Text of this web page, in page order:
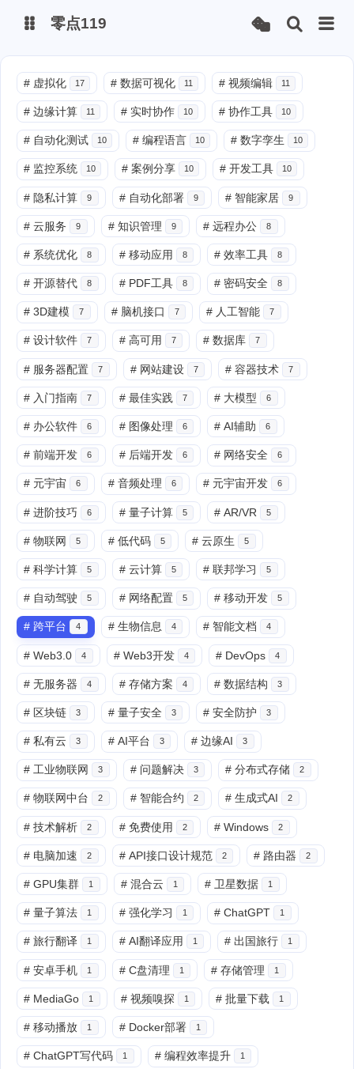
微博
抖音
零点119
# 虚拟化 17 # 数据可视化 11 # 视频编辑 11
# 边缘计算 11 # 实时协作 10 # 协作工具 10
# 自动化测试 10 # 编程语言 10 # 数字孪生 10
# 监控系统 10 # 案例分享 10 # 开发工具 10
# 隐私计算 9 # 自动化部署 9 # 智能家居 9
# 云服务 9 # 知识管理 9 # 远程办公 8
# 系统优化 8 # 移动应用 8 # 效率工具 8
# 开源替代 8 # PDF工具 8 # 密码安全 8
# 3D建模 7 # 脑机接口 7 # 人工智能 7
# 设计软件 7 # 高可用 7 # 数据库 7
# 服务器配置 7 # 网站建设 7 # 容器技术 7
# 入门指南 7 # 最佳实践 7 # 大模型 6
# 办公软件 6 # 图像处理 6 # AI辅助 6
# 前端开发 6 # 后端开发 6 # 网络安全 6
# 元宇宙 6 # 音频处理 6 # 元宇宙开发 6
# 进阶技巧 6 # 量子计算 5 # AR/VR 5
# 物联网 5 # 低代码 5 # 云原生 5
# 科学计算 5 # 云计算 5 # 联邦学习 5
# 自动驾驶 5 # 网络配置 5 # 移动开发 5
# 跨平台 4 # 生物信息 4 # 智能文档 4
# Web3.0 4 # Web3开发 4 # DevOps 4
# 无服务器 4 # 存储方案 4 # 数据结构 3
# 区块链 3 # 量子安全 3 # 安全防护 3
# 私有云 3 # AI平台 3 # 边缘AI 3
# 工业物联网 3 # 问题解决 3 # 分布式存储 2
# 物联网中台 2 # 智能合约 2 # 生成式AI 2
# 技术解析 2 # 免费使用 2 # Windows 2
# 电脑加速 2 # API接口设计规范 2 # 路由器 2
# GPU集群 1 # 混合云 1 # 卫星数据 1
# 量子算法 1 # 强化学习 1 # ChatGPT 1
# 旅行翻译 1 # AI翻译应用 1 # 出国旅行 1
# 安卓手机 1 # C盘清理 1 # 存储管理 1
# MediaGo 1 # 视频嗅探 1 # 批量下载 1
# 移动播放 1 # Docker部署 1
# ChatGPT写代码 1 # 编程效率提升 1